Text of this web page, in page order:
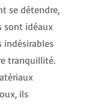
se détendre,
sont idéaux
indésirables
tranquillité.
ils